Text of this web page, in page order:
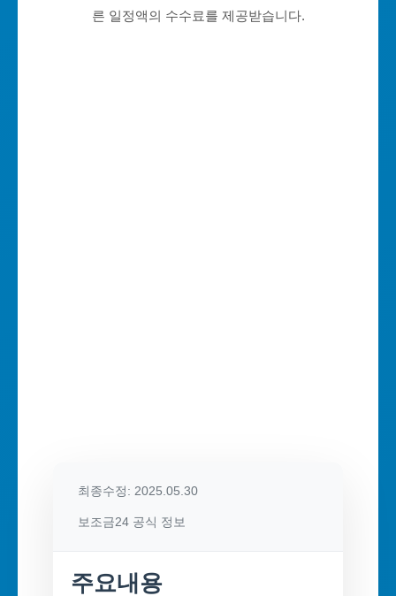
른 일정액의 수수료를 제공받습니다.
최종수정: 2025.05.30
보조금24 공식 정보
주요내용